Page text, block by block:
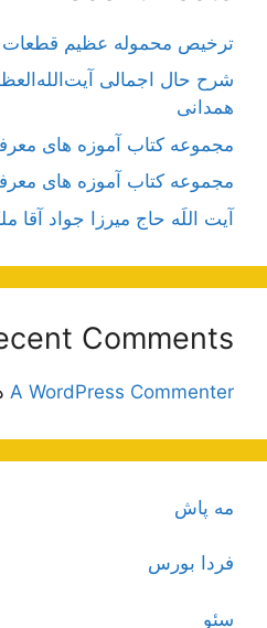
ترخیص محموله عظیم قطعات
شرح حال اجمالی
همدانی
مجموعه کتاب آموزه های
مجموعه کتاب آموزه های
آیت اللَه حاج میرزا جواد آقا
Comments
A WordPress Commenter
مه پاش
فردا بورس
سئو